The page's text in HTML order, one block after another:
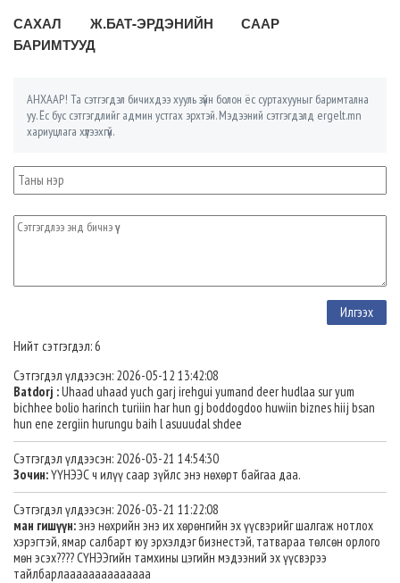
САХАЛ Ж.БАТ-ЭРДЭНИЙН СААР
БАРИМТУУД
АНХААР! Та сэтгэгдэл бичихдээ хууль зүйн болон ёс суртахууныг баримтална
уу. Ёс бус сэтгэгдлийг админ устгах эрхтэй. Мэдээний сэтгэгдэлд ergelt.mn
хариуцлага хүлээхгүй.
Нийт сэтгэгдэл: 6
Сэтгэгдэл үлдээсэн: 2026-05-12 13:42:08
Batdorj :Uhaad uhaad yuch garj irehgui yumand deer hudlaa sur yum
bichhee bolio harinch turiiin har hun gj boddogdoo huwiin biznes hiij bsan
hun ene zergiin hurungu baih l asuuudal shdee
Сэтгэгдэл үлдээсэн: 2026-03-21 14:54:30
Зочин:ҮҮНЭЭС ч илүү саар зүйлс энэ нөхөрт байгаа даа.
Сэтгэгдэл үлдээсэн: 2026-03-21 11:22:08
ман гишүүн:энэ нөхрийн энэ их хөрөнгийн эх үүсвэрийг шалгаж нотлох
хэрэгтэй, ямар салбарт юу эрхэлдэг бизнестэй, татвараа төлсөн орлого
мөн эсэх???? СҮНЭЭгийн тамхины цэгийн мэдээний эх үүсвэрээ
тайлбарлаааааааааааааа